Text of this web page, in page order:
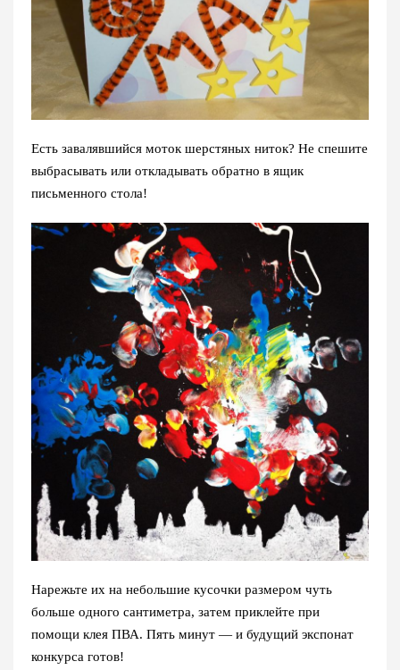
Есть завалявшийся моток шерстяных ниток? Не спешите
выбрасывать или откладывать обратно в ящик
письменного стола!
Нарежьте их на небольшие кусочки размером чуть
больше одного сантиметра, затем приклейте при
помощи клея ПВА. Пять минут — и будущий экспонат
конкурса готов!